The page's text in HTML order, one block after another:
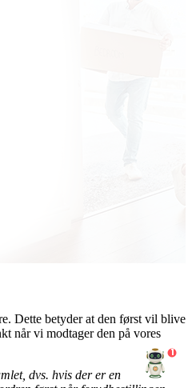
Dette betyder at den først vil blive
når vi modtager den på vores
dvs. hvis der er en
1